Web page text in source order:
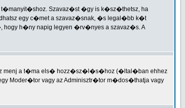
Szavaz�st �gy is k�sz�thetsz, ha
egy c�met a szavaz�snak, �s legal�bb k�t
hogy h�ny napig legyen �rv�nyes a szavaz�s. A
menj a t�ma els� hozz�sz�l�s�hoz (�ltal�ban ehhez
Moder�tor vagy az Adminisztr�tor m�dos�thatja vagy